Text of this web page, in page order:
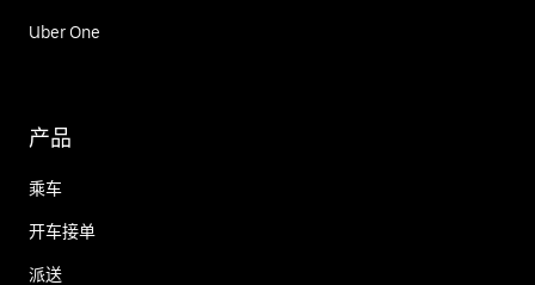
Uber One
产品
乘车
开车接单
派送